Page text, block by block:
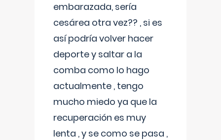
embarazada, sería
cesárea otra vez?? , si es
así podría volver hacer
deporte y saltar a la
comba como lo hago
actualmente , tengo
mucho miedo ya que la
recuperación es muy
lenta , y se como se pasa ,